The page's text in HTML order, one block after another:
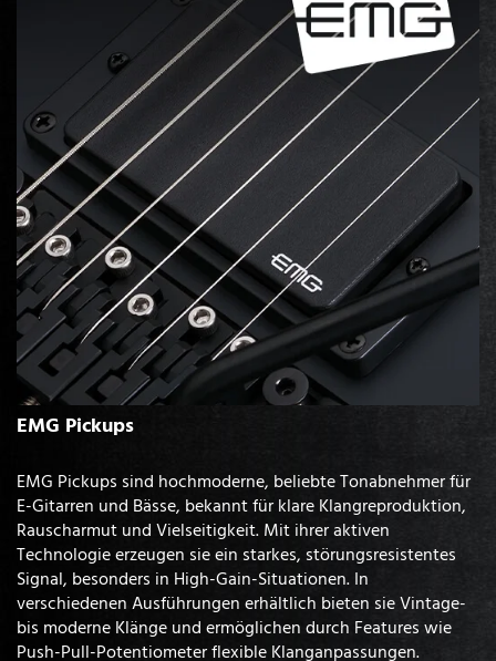
EMG Pickups
EMG Pickups sind hochmoderne, beliebte Tonabnehmer für
E-Gitarren und Bässe, bekannt für klare Klangreproduktion,
Rauscharmut und Vielseitigkeit. Mit ihrer aktiven
Technologie erzeugen sie ein starkes, störungsresistentes
Signal, besonders in High-Gain-Situationen. In
verschiedenen Ausführungen erhältlich bieten sie Vintage-
bis moderne Klänge und ermöglichen durch Features wie
Push-Pull-Potentiometer flexible Klanganpassungen.